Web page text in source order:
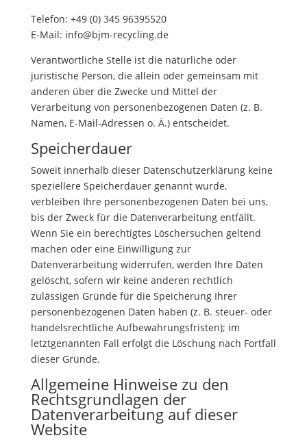
Telefon: +49 (0) 345 96395520
E-Mail: info@bjm-recycling.de
Verantwortliche Stelle ist die natürliche oder
juristische Person, die allein oder gemeinsam mit
anderen über die Zwecke und Mittel der
Verarbeitung von personenbezogenen Daten (z. B.
Namen, E-Mail-Adressen o. Ä.) entscheidet.
Speicherdauer
Soweit innerhalb dieser Datenschutzerklärung keine
speziellere Speicherdauer genannt wurde,
verbleiben Ihre personenbezogenen Daten bei uns,
bis der Zweck für die Datenverarbeitung entfällt.
Wenn Sie ein berechtigtes Löschersuchen geltend
machen oder eine Einwilligung zur
Datenverarbeitung widerrufen, werden Ihre Daten
gelöscht, sofern wir keine anderen rechtlich
zulässigen Gründe für die Speicherung Ihrer
personenbezogenen Daten haben (z. B. steuer- oder
handelsrechtliche Aufbewahrungsfristen); im
letztgenannten Fall erfolgt die Löschung nach Fortfall
dieser Gründe.
Allgemeine Hinweise zu den
Rechtsgrundlagen der
Datenverarbeitung auf dieser
Website